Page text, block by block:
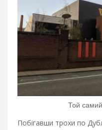
Той
Побігавши трохи по